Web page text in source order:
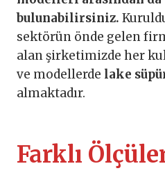
bulunabilirsiniz.
sektörün önde gelen
alan şirketimizde her
ve modellerde lake
almaktadır.
Farklı